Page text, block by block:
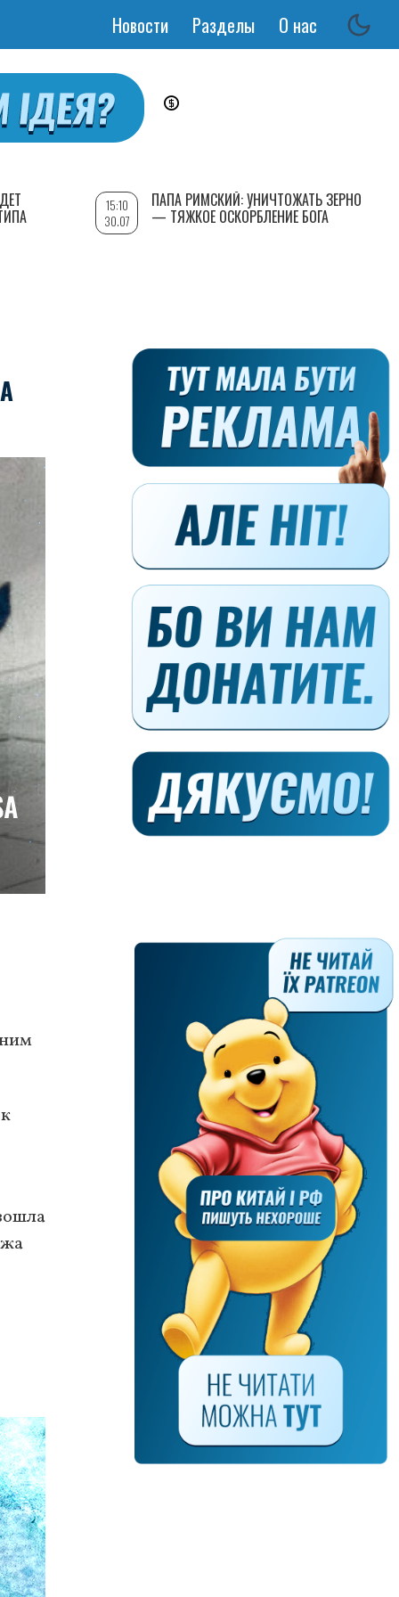
Основная
Новости Разделы О нас
15:10
30.07
ПАПА РИМСКИЙ: УНИЧТОЖАТЬ ЗЕРНО
— ТЯЖКОЕ ОСКОРБЛЕНИЕ БОГА